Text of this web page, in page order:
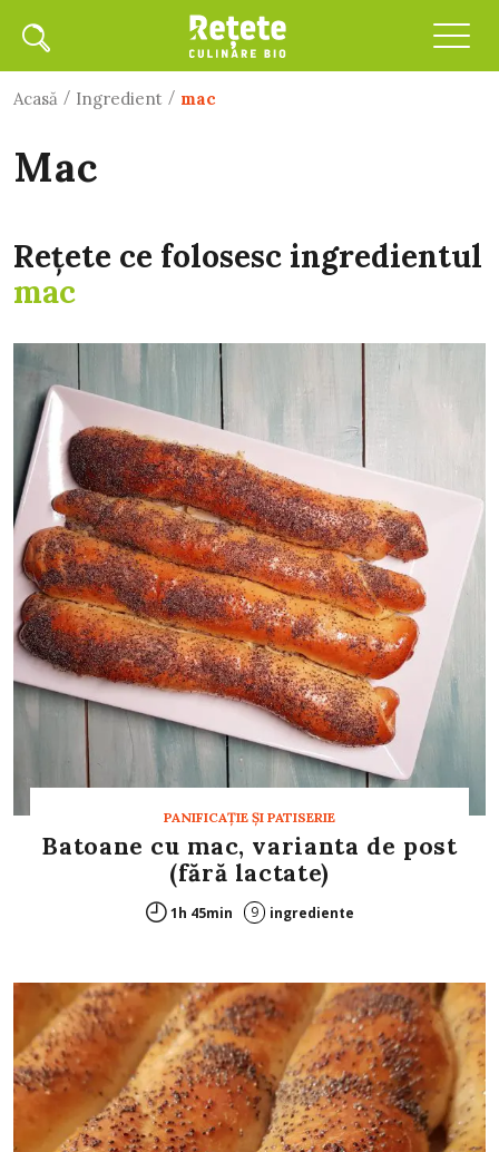
Acasă / Ingredient / mac
mac
Rețete ce folosesc ingredientul
mac
PANIFICAŢIE ŞI PATISERIE
Batoane cu mac, varianta de post
(fără lactate)
1h 45min 9 ingrediente